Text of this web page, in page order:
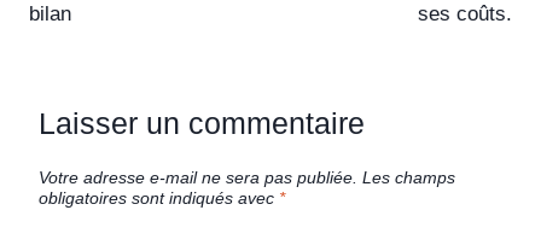
bilan
ses coûts.
Laisser un commentaire
Votre adresse e-mail ne sera pas publiée. Les champs
obligatoires sont indiqués avec *